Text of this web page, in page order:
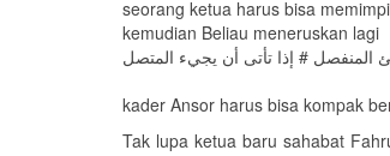
seorang ketua harus bisa
kemudian Beliau meneruskan lagi
المنفصل # إذا تأتى أن يجيء المتصل
kader Ansor harus bisa kompak
Tak lupa ketua baru sahabat